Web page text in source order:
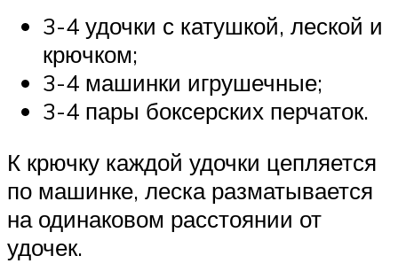
3-4 удочки с катушкой, леской и
крючком;
3-4 машинки игрушечные;
3-4 пары боксерских перчаток.
К крючку каждой удочки цепляется
по машинке, леска разматывается
на одинаковом расстоянии от
удочек.